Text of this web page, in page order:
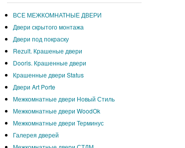
ВСЕ МЕЖКОМНАТНЫЕ ДВЕРИ
Двери скрытого монтажа
Двери под покраску
Rezult. Крашеные двери
Dooris. Крашенные двери
Крашенные двери Status
Двери Art Porte
Межкомнатные двери Новый Стиль
Межкомнатные двери WoodOk
Межкомнатные двери Терминус
Галерея дверей